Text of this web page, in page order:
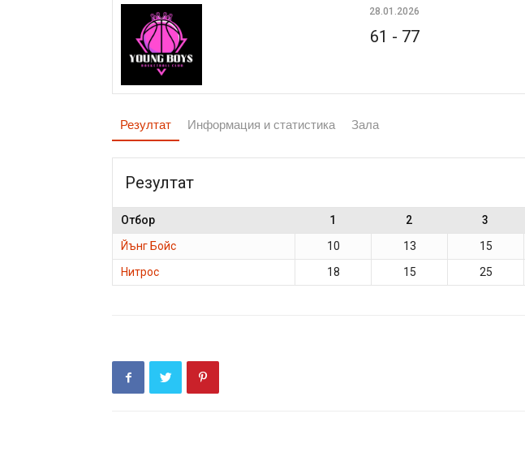
28.01.2026
61 - 77
Резултат Информация и статистика Зала
Резултат
Отбор 1 2 3
Йънг Бойс
10 13 15
Нитрос
18 15 25